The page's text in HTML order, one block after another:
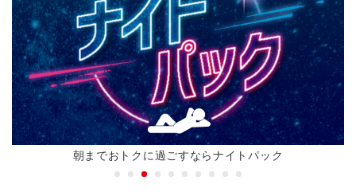
DAZN視聴ルームでスポーツ観戦！